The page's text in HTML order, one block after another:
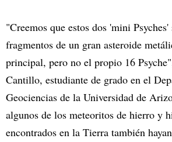
"Creemos que estos dos 'mini
fragmentos de un gran asteroide
principal, pero no el propio 16
Cantillo, estudiante de grado en el
Geociencias de la Universidad de
algunos de los meteoritos de hierro y
encontrados en la Tierra también